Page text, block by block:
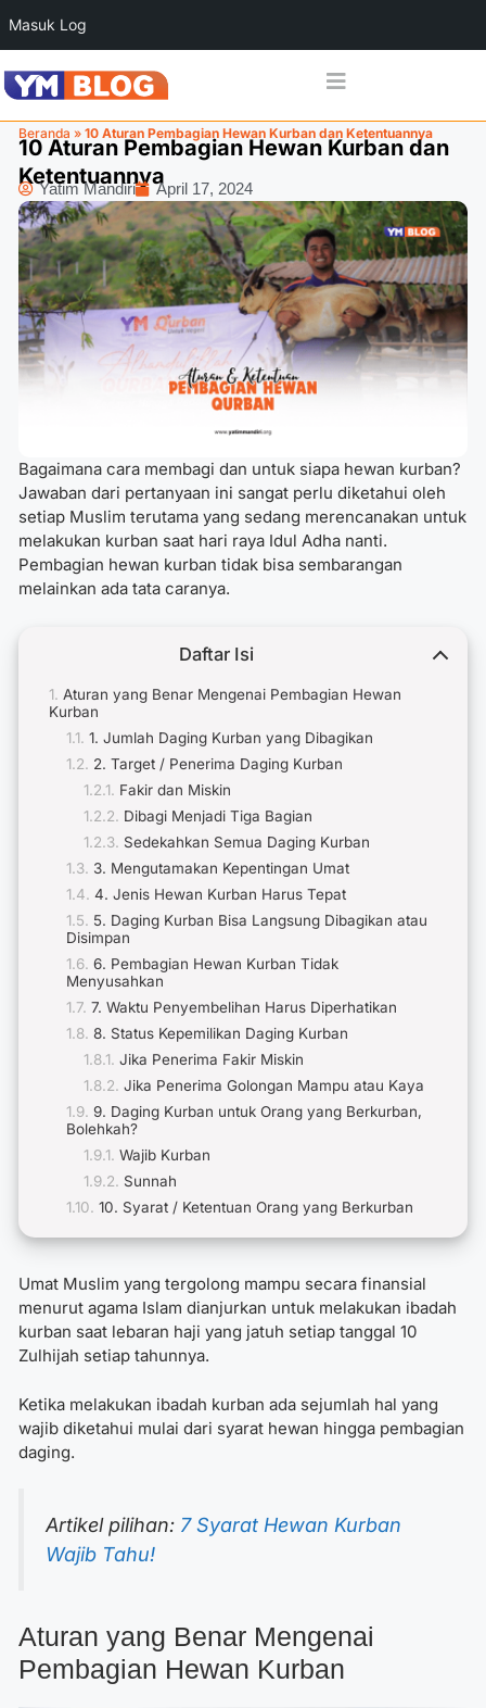
Masuk Log
Beranda » 10 Aturan Pembagian Hewan Kurban dan Ketentuannya
10 Aturan Pembagian Hewan Kurban dan
Ketentuannya
Yatim Mandiri April 17, 2024
Bagaimana cara membagi dan untuk siapa hewan kurban?
Jawaban dari pertanyaan ini sangat perlu diketahui oleh
setiap Muslim terutama yang sedang merencanakan untuk
melakukan kurban saat hari raya Idul Adha nanti.
Pembagian hewan kurban tidak bisa sembarangan
melainkan ada tata caranya.
Daftar Isi
Aturan yang Benar Mengenai Pembagian Hewan
Kurban
1. Jumlah Daging Kurban yang Dibagikan
2. Target / Penerima Daging Kurban
Fakir dan Miskin
Dibagi Menjadi Tiga Bagian
Sedekahkan Semua Daging Kurban
3. Mengutamakan Kepentingan Umat
4. Jenis Hewan Kurban Harus Tepat
5. Daging Kurban Bisa Langsung Dibagikan atau
Disimpan
6. Pembagian Hewan Kurban Tidak
Menyusahkan
7. Waktu Penyembelihan Harus Diperhatikan
8. Status Kepemilikan Daging Kurban
Jika Penerima Fakir Miskin
Jika Penerima Golongan Mampu atau Kaya
9. Daging Kurban untuk Orang yang Berkurban,
Bolehkah?
Wajib Kurban
Sunnah
10. Syarat / Ketentuan Orang yang Berkurban
Umat Muslim yang tergolong mampu secara finansial
menurut agama Islam dianjurkan untuk melakukan ibadah
kurban saat lebaran haji yang jatuh setiap tanggal 10
Zulhijah setiap tahunnya.
Ketika melakukan ibadah kurban ada sejumlah hal yang
wajib diketahui mulai dari syarat hewan hingga pembagian
daging.
Artikel pilihan: 7 Syarat Hewan Kurban
Wajib Tahu!
Aturan yang Benar Mengenai
Pembagian Hewan Kurban